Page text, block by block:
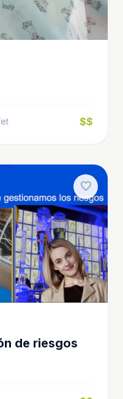
$$
favorite
de riesgos